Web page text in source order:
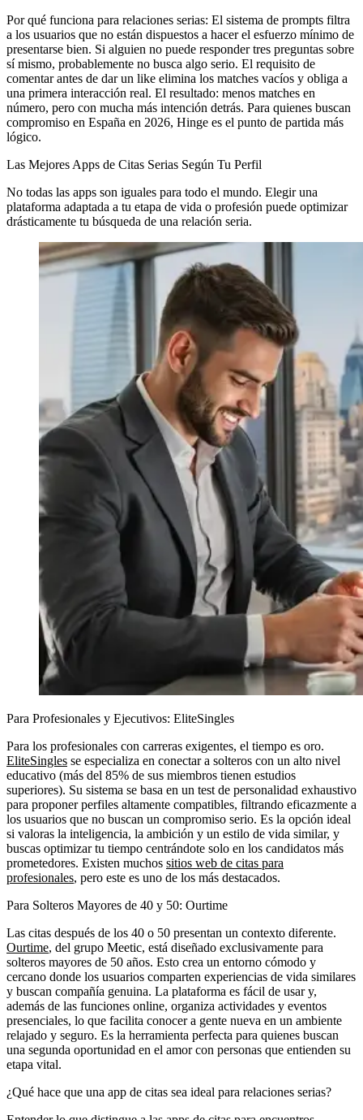
Por qué funciona para relaciones serias: El sistema de prompts filtra
a los usuarios que no están dispuestos a hacer el esfuerzo mínimo de
presentarse bien. Si alguien no puede responder tres preguntas sobre
sí mismo, probablemente no busca algo serio. El requisito de
comentar antes de dar un like elimina los matches vacíos y obliga a
una primera interacción real. El resultado: menos matches en
número, pero con mucha más intención detrás. Para quienes buscan
compromiso en España en 2026, Hinge es el punto de partida más
lógico.
Las Mejores Apps de Citas Serias Según Tu Perfil
No todas las apps son iguales para todo el mundo. Elegir una
plataforma adaptada a tu etapa de vida o profesión puede optimizar
drásticamente tu búsqueda de una relación seria.
Para Profesionales y Ejecutivos: EliteSingles
Para los profesionales con carreras exigentes, el tiempo es oro.
EliteSingles se especializa en conectar a solteros con un alto nivel
educativo (más del 85% de sus miembros tienen estudios
superiores). Su sistema se basa en un test de personalidad exhaustivo
para proponer perfiles altamente compatibles, filtrando eficazmente a
los usuarios que no buscan un compromiso serio. Es la opción ideal
si valoras la inteligencia, la ambición y un estilo de vida similar, y
buscas optimizar tu tiempo centrándote solo en los candidatos más
prometedores. Existen muchos sitios web de citas para
profesionales, pero este es uno de los más destacados.
Para Solteros Mayores de 40 y 50: Ourtime
Las citas después de los 40 o 50 presentan un contexto diferente.
Ourtime, del grupo Meetic, está diseñado exclusivamente para
solteros mayores de 50 años. Esto crea un entorno cómodo y
cercano donde los usuarios comparten experiencias de vida similares
y buscan compañía genuina. La plataforma es fácil de usar y,
además de las funciones online, organiza actividades y eventos
presenciales, lo que facilita conocer a gente nueva en un ambiente
relajado y seguro. Es la herramienta perfecta para quienes buscan
una segunda oportunidad en el amor con personas que entienden su
etapa vital.
¿Qué hace que una app de citas sea ideal para relaciones serias?